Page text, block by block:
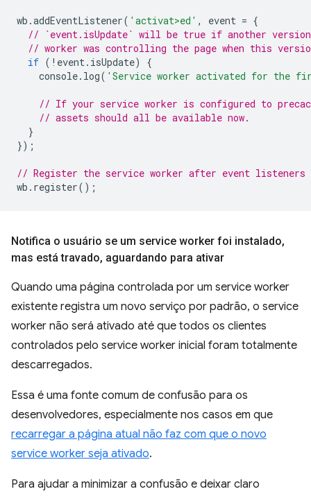
wb .addEventListener( 'activat>ed' , event = {
// `event.isUpdate` will be true if another
// worker was controlling the page when this
if ( ! event. isUpdate)
{
console. log( 'Service worker activated for the
// If your service worker is configured to
// assets should all be available now.
}
});
// Register the service worker after event listeners
wb . register();
Notifica o usuário se um service worker foi instalado,
mas está travado, aguardando para ativar
Quando uma página controlada por um service worker
existente registra um novo serviço por padrão, o service
worker não será ativado até que todos os clientes
controlados pelo service worker inicial foram totalmente
descarregados.
Essa é uma fonte comum de confusão para os
desenvolvedores, especialmente nos casos em que
recarregar a página atual não faz com que o novo
service worker seja ativado.
Para ajudar a minimizar a confusão e deixar claro